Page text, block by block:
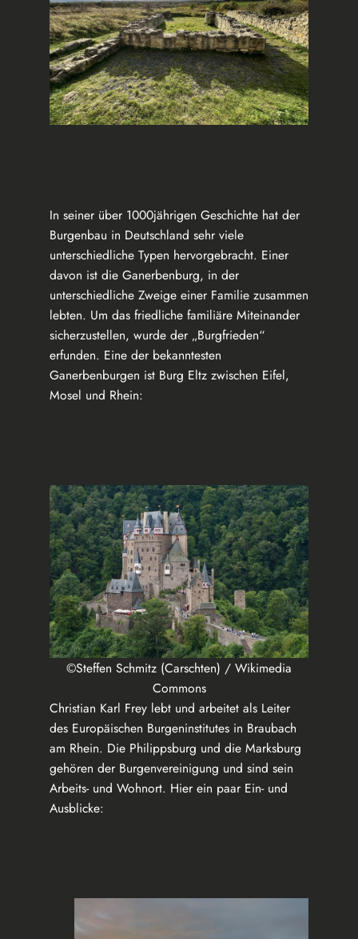
In seiner über 1000jährigen Geschichte hat der
Burgenbau in Deutschland sehr viele
unterschiedliche Typen hervorgebracht. Einer
davon ist die Ganerbenburg, in der
unterschiedliche Zweige einer Familie zusammen
lebten. Um das friedliche familiäre Miteinander
sicherzustellen, wurde der „Burgfrieden“
erfunden. Eine der bekanntesten
Ganerbenburgen ist Burg Eltz zwischen Eifel,
Mosel und Rhein:
©Steffen Schmitz (Carschten) / Wikimedia
Commons
Christian Karl Frey lebt und arbeitet als Leiter
des Europäischen Burgeninstitutes in Braubach
am Rhein. Die Philippsburg und die Marksburg
gehören der Burgenvereinigung und sind sein
Arbeits- und Wohnort. Hier ein paar Ein- und
Ausblicke: